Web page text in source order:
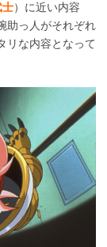
士）に近い内容
助っ人がそれぞれ
リな内容となって